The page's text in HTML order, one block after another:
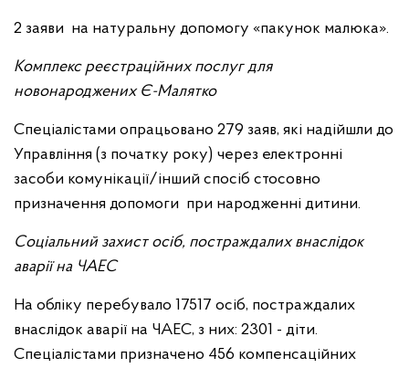
2 заяви на натуральну допомогу «пакунок малюка».
Комплекс реєстраційних послуг для
новонароджених Є-Малятко
Спеціалістами опрацьовано 279 заяв, які надійшли до
Управління (з початку року) через електронні
засоби комунікації/інший спосіб стосовно
призначення допомоги при народженні дитини.
Соціальний захист осіб, постраждалих внаслідок
аварії на ЧАЕС
На обліку перебувало 17517 осіб, постраждалих
внаслідок аварії на ЧАЕС, з них: 2301 - діти.
Спеціалістами призначено 456 компенсаційних